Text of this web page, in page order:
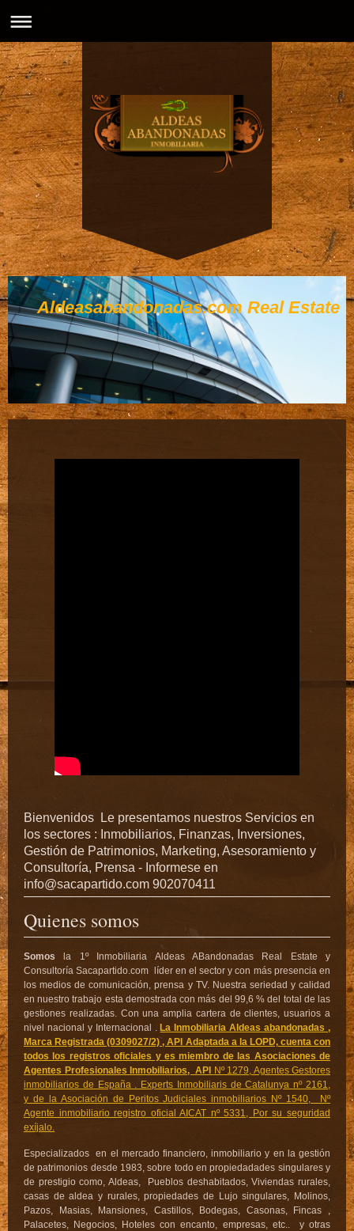
Aldeasabandonadas.com Real Estate
Bienvenidos Le presentamos nuestros Servicios en
los sectores : Inmobiliarios, Finanzas, Inversiones,
Gestión de Patrimonios, Marketing, Asesoramiento y
Consultoría, Prensa - Informese en
info@sacapartido.com 902070411
Quienes somos
Somosla 1º Inmobiliaria Aldeas ABandonadas Real Estate y
Consultoría Sacapartido.com líder en el sector y con más presencia en
los medios de comunicación, prensa y TV. Nuestra seriedad y calidad
en nuestro trabajo esta demostrada con más del 99,6 % del total de las
gestiones realizadas. Con una amplia cartera de clientes, usuarios a
nivel nacional y Internacional .
La Inmobiliaria Aldeas abandonadas ,
Marca Registrada (0309027/2) , API Adaptada a la LOPD, cuenta con
todos los registros oficiales y es miembro de las Asociaciones de
Agentes Profesionales Inmobiliarios, API Nº 1279, Agentes Gestores
inmobiliarios de España . Experts Inmobiliaris de Catalunya nº 2161,
y de la Asociación de Peritos Judiciales inmobiliarios Nº 1540, Nº
Agente inmobiliario registro oficial AICAT nº 5331, Por su seguridad
exíjalo.
Especializados en el mercado financiero, inmobiliario y en la gestión
de patrimonios desde 1983, sobre todo en propiedadades singulares y
de prestigio como, Aldeas, Pueblos deshabitados, Viviendas rurales,
casas de aldea y rurales, propiedades de Lujo singulares, Molinos,
Pazos, Masias, Mansiones, Castillos, Bodegas, Casonas, Fincas ,
Palacetes, Negocios, Hoteles con encanto, empresas, etc.. y otras